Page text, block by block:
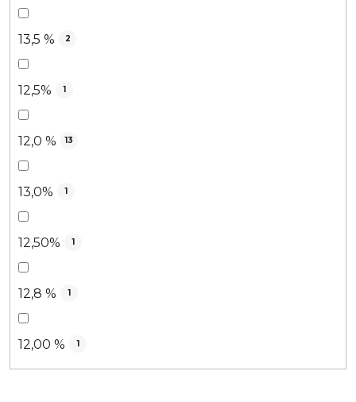
13,5 % 2
12,5% 1
12,0 % 13
13,0% 1
12,50% 1
12,8 % 1
12,00 % 1